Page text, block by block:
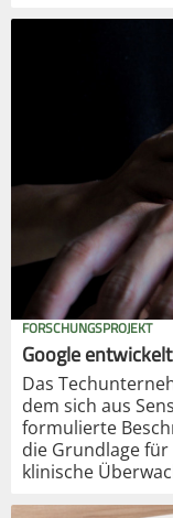
FORSCHUNGSPROJEKT
Google
Das
dem sich aus
formulierte
die Grundlage
klinische